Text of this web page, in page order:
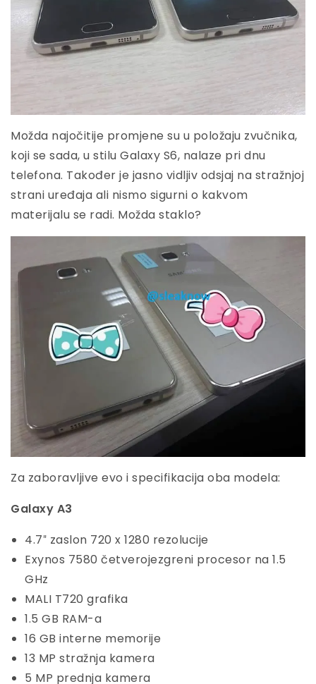
Možda najočitije promjene su u položaju zvučnika,
koji se sada, u stilu Galaxy S6, nalaze pri dnu
telefona. Također je jasno vidljiv odsjaj na stražnjoj
strani uređaja ali nismo sigurni o kakvom
materijalu se radi. Možda staklo?
Za zaboravljive evo i specifikacija oba modela:
Galaxy A3
4.7″ zaslon 720 x 1280 rezolucije
Exynos 7580 četverojezgreni procesor na 1.5
GHz
MALI T720 grafika
1.5 GB RAM-a
16 GB interne memorije
13 MP stražnja kamera
5 MP prednja kamera